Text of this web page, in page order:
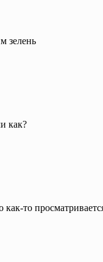
зелень
как?
то